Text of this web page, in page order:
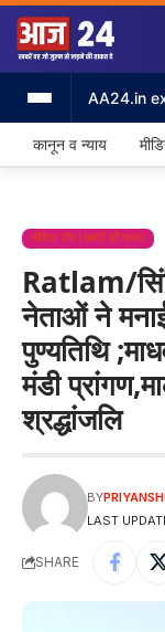
AA24.in
कानून व न्याय
मीडिया वॉच (खबरों की खबर)
Ratlam/
नेताओं ने
पुण्यतिथि
मंडी
श्रद्धांजलि
LAST
BY
SHARE